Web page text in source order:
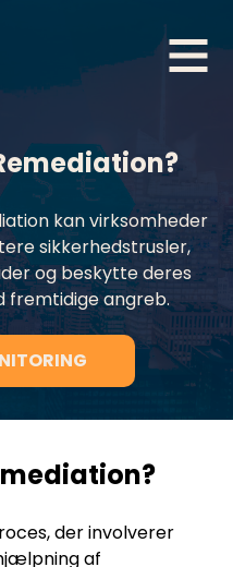
kan virksomheder
sikkerhedstrusler,
og beskytte deres
fremtidige angreb.
der involverer
af